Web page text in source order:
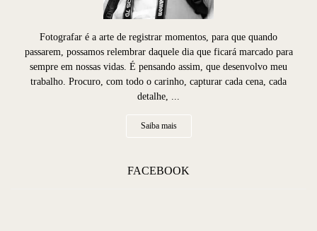
Fotografar é a arte de registrar momentos, para que quando
passarem, possamos relembrar daquele dia que ficará marcado para
sempre em nossas vidas. É pensando assim, que desenvolvo meu
trabalho. Procuro, com todo o carinho, capturar cada cena, cada
detalhe, ...
Saiba mais
FACEBOOK